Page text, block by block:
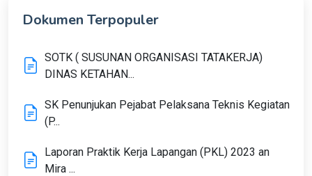
Dokumen Terpopuler
SOTK ( SUSUNAN ORGANISASI TATAKERJA)
DINAS KETAHAN...
SK Penunjukan Pejabat Pelaksana Teknis Kegiatan
(P...
Laporan Praktik Kerja Lapangan (PKL) 2023 an
Mira ...